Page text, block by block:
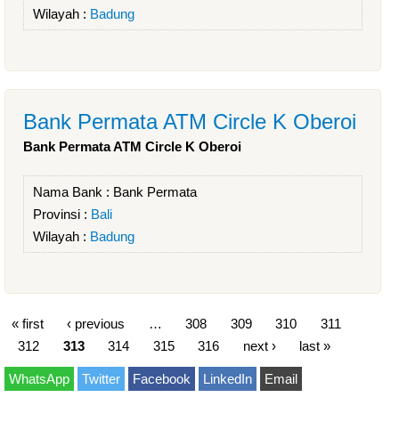
Wilayah : Badung
Bank Permata ATM Circle K Oberoi
Bank Permata ATM Circle K Oberoi
Nama Bank : Bank Permata
Provinsi : Bali
Wilayah : Badung
« first ‹ previous 308 309 310
311
312
313 314 315 316 next › last »
WhatsApp Twitter Facebook LinkedIn Email